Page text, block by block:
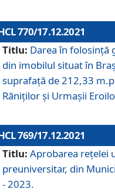
770/17.12.2021
Titlu: Darea în folosinţă
din imobilul situat în
suprafaţă de 212,33
Răniţilor şi Urmaşii
769/17.12.2021
Titlu: Aprobarea reţelei
preuniversitar, din
- 2023.